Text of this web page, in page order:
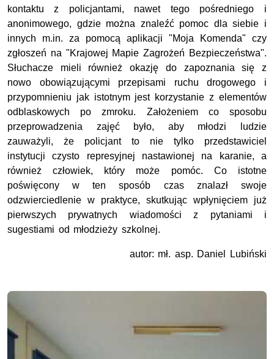
kontaktu z policjantami, nawet tego pośredniego i
anonimowego, gdzie można znaleźć pomoc dla siebie i
innych m.in. za pomocą aplikacji "Moja Komenda" czy
zgłoszeń na "Krajowej Mapie Zagrożeń Bezpieczeństwa".
Słuchacze mieli również okazję do zapoznania się z
nowo obowiązującymi przepisami ruchu drogowego i
przypomnieniu jak istotnym jest korzystanie z elementów
odblaskowych po zmroku. Założeniem co sposobu
przeprowadzenia zajęć było, aby młodzi ludzie
zauważyli, że policjant to nie tylko przedstawiciel
instytucji czysto represyjnej nastawionej na karanie, a
również człowiek, który może pomóc. Co istotne
poświęcony w ten sposób czas znalazł swoje
odzwierciedlenie w praktyce, skutkując wpłynięciem już
pierwszych prywatnych wiadomości z pytaniami i
sugestiami od młodzieży szkolnej.
autor: mł. asp. Daniel Lubiński